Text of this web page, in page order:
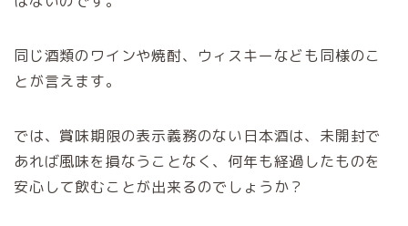
同じ酒類のワインや焼酎、ウィスキーなども同様のこ
とが言えます。
では、賞味期限の表示義務のない日本酒は、未開封で
あれば風味を損なうことなく、何年も経過したものを
安心して飲むことが出来るのでしょうか？